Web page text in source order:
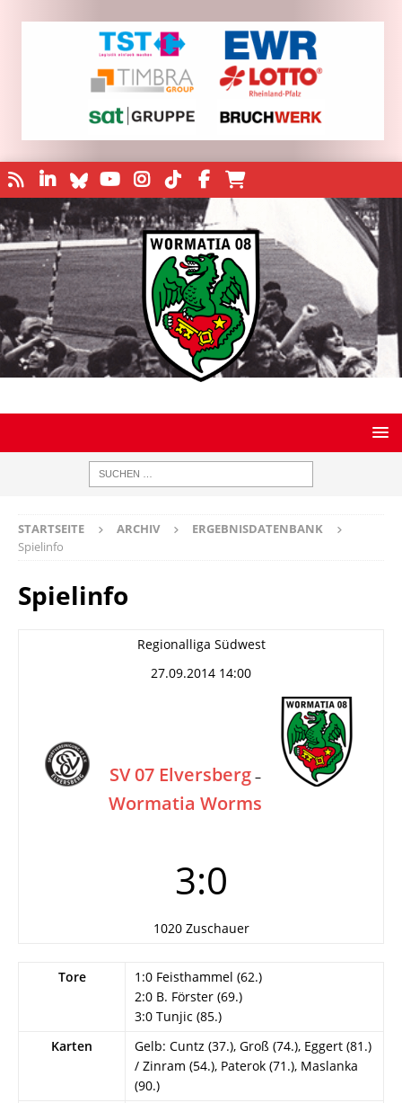
STARTSEITE ARCHIV
ERGEBNISDATENBANK
Spielinfo
Spielinfo
Regionalliga Südwest
27.09.2014 14:00
SV 07 Elversberg –
Wormatia Worms
3:0
1020 Zuschauer
Tore
1:0 Feisthammel (62.)
2:0 B. Förster (69.)
3:0 Tunjic (85.)
Karten
Gelb: Cuntz (37.), Groß (74.), Eggert (81.)
/ Zinram (54.), Paterok (71.), Maslanka
(90.)